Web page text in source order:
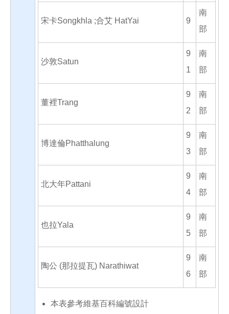
宋卡Songkhla ;合艾 HatYai 9
南
部
沙敦Satun
9
1
南
部
董裡Trang
9
2
南
部
博達倫Phatthalung
9
3
南
部
北大年Pattani
9
4
南
部
也拉Yala
9
5
南
部
陶公 (那拉提瓦) Narathiwat
9
6
南
部
本表參考維基百科編號設計